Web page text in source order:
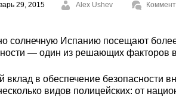
29, 2015 Alex Ushev
солнечную Испанию посещают
— один из решающих факторов
вклад в обеспечение безопасности
видов полицейских: от